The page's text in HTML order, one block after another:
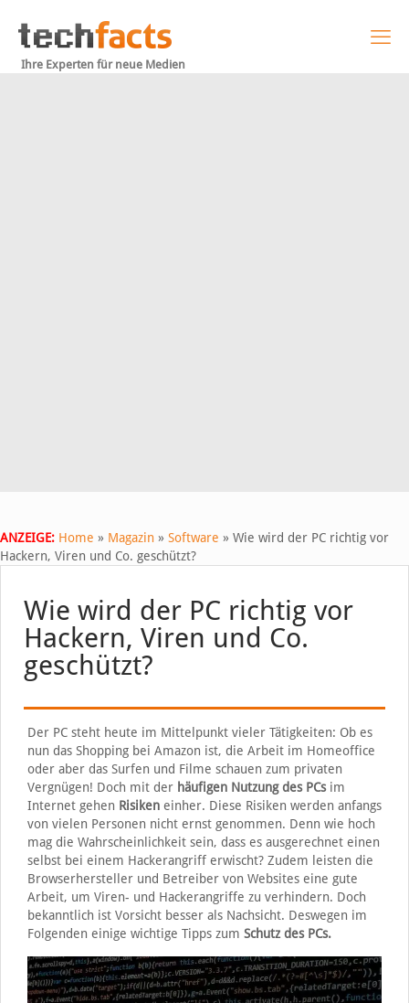
Ihre Experten für neue Medien
ANZEIGE: Home » Magazin » Software » Wie wird der PC richtig vor
Hackern, Viren und Co. geschützt?
Wie wird der PC richtig vor
Hackern, Viren und Co.
geschützt?
Der PC steht heute im Mittelpunkt vieler Tätigkeiten: Ob es
nun das Shopping bei Amazon ist, die Arbeit im Homeoffice
oder aber das Surfen und Filme schauen zum privaten
Vergnügen! Doch mit der häufigen Nutzung des PCsim
Internet gehen Risikeneinher. Diese Risiken werden anfangs
von vielen Personen nicht ernst genommen. Denn wie hoch
mag die Wahrscheinlichkeit sein, dass es ausgerechnet einen
selbst bei einem Hackerangriff erwischt? Zudem leisten die
Browserhersteller und Betreiber von Websites eine gute
Arbeit, um Viren- und Hackerangriffe zu verhindern. Doch
bekanntlich ist Vorsicht besser als Nachsicht. Deswegen im
Folgenden einige wichtige Tipps zum Schutz des PCs.